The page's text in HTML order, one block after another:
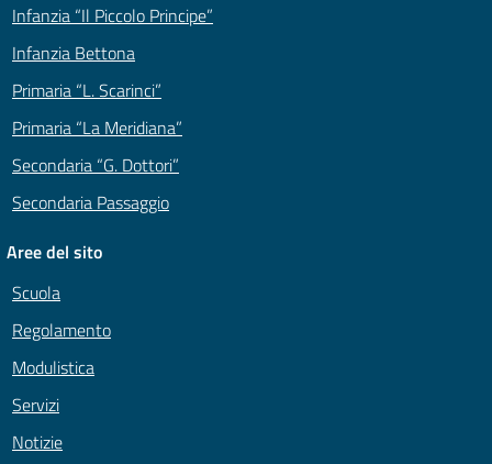
Infanzia “Il Piccolo Principe”
Infanzia Bettona
Primaria “L. Scarinci”
Primaria “La Meridiana”
Secondaria “G. Dottori”
Secondaria Passaggio
Aree del sito
Scuola
Regolamento
Modulistica
Servizi
Notizie